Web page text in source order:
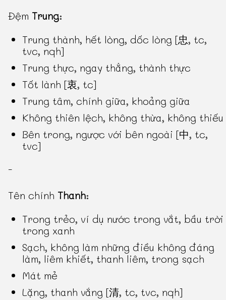
Đệm Trung:
Trung thành, hết lòng, dốc lòng [忠, tc,
tvc, nqh]
Trung thực, ngay thẳng, thành thực
Tốt lành [衷, tc]
Trung tâm, chính giữa, khoảng giữa
Không thiên lệch, không thừa, không thiếu
Bên trong, ngược với bên ngoài [中, tc,
tvc]
-
Tên chính Thanh:
Trong trẻo, ví dụ nước trong vắt, bầu trời
trong xanh
Sạch, không làm những điều không đáng
làm, liêm khiết, thanh liêm, trong sạch
Mát mẻ
Lặng, thanh vắng [清, tc, tvc, nqh]